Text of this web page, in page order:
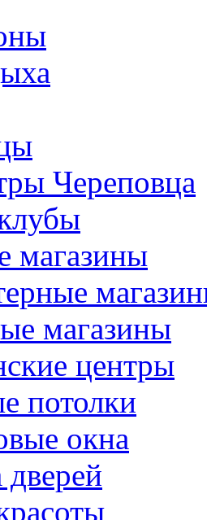
Череповца
магазины
магазины
центры
потолки
окна